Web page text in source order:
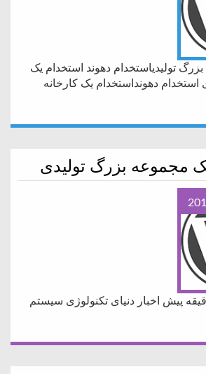
بزرگ تولیدیاستخدام دهوند استخدام یک
استخدام دهونداستخدام یک کارخانه
مجموعه بزرگ تولیدی
دهوند-14 دقیقه پیش اخبار دنیای تکنولوژی سیستم